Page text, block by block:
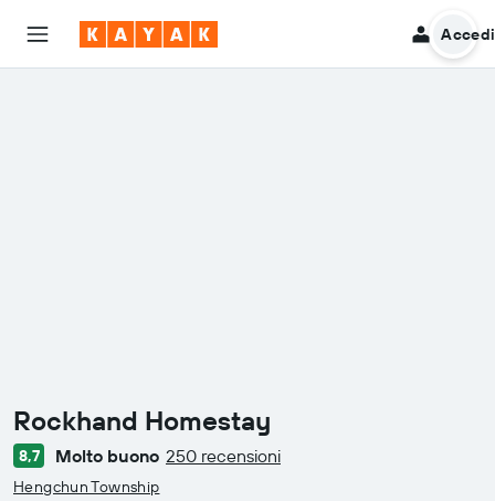
Accedi
Rockhand Homestay
categoria 0
8,7 Molto buono 250 recensioni
Hengchun Township